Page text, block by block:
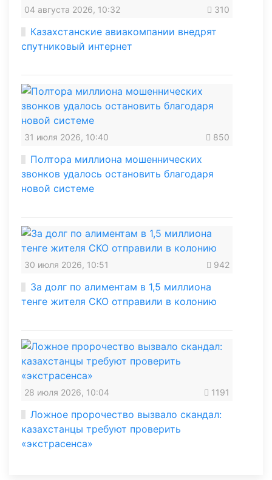
04 августа 2026, 10:32 310
Казахстанские авиакомпании внедрят
спутниковый интернет
31 июля 2026, 10:40 850
Полтора миллиона мошеннических
звонков удалось остановить благодаря
новой системе
30 июля 2026, 10:51 942
За долг по алиментам в 1,5 миллиона
тенге жителя СКО отправили в колонию
28 июля 2026, 10:04 1191
Ложное пророчество вызвало скандал:
казахстанцы требуют проверить
«экстрасенса»